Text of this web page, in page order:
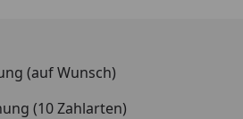
Stahl
(auf Wunsch)
(10 Zahlarten)